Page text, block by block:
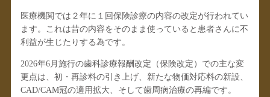
医療機関では２年に１回保険診療の内容の改定が行われてい
ます。これは昔の内容をそのまま使っていると患者さんに不
利益が生じたりする為です。
2026年6月施行の歯科診療報酬改定（保険改定） での主な変
更点は、初・再診料の引き上げ、新たな物価対応料の新設、
CAD/CAM冠の適用拡大、そして歯周病治療の再編です。